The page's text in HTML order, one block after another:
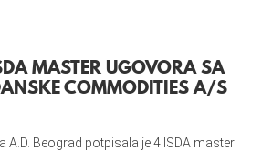
MASTER UGOVORA SA
COMMODITIES A/S
A.D. Beograd potpisala je 4 ISDA master